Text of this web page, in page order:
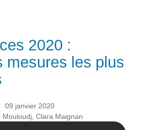
2020 :
mesures les plus
09 janvier 2020
Mouloudj, Clara Maignan